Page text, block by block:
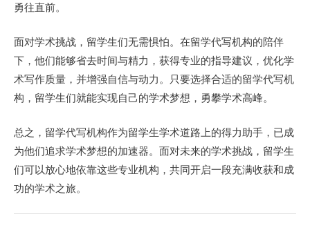
勇往直前。
面对学术挑战，留学生们无需惧怕。在留学代写机构的陪伴
下，他们能够省去时间与精力，获得专业的指导建议，优化学
术写作质量，并增强自信与动力。只要选择合适的留学代写机
构，留学生们就能实现自己的学术梦想，勇攀学术高峰。
总之，留学代写机构作为留学生学术道路上的得力助手，已成
为他们追求学术梦想的加速器。面对未来的学术挑战，留学生
们可以放心地依靠这些专业机构，共同开启一段充满收获和成
功的学术之旅。